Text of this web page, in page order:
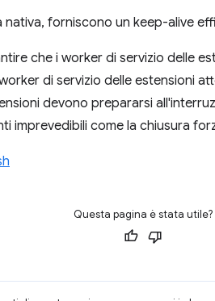
nativa, forniscono un keep-alive
che i worker di servizio delle
di servizio delle estensioni
devono prepararsi
imprevedibili come la chiusura
Questa pagina è stata utile?